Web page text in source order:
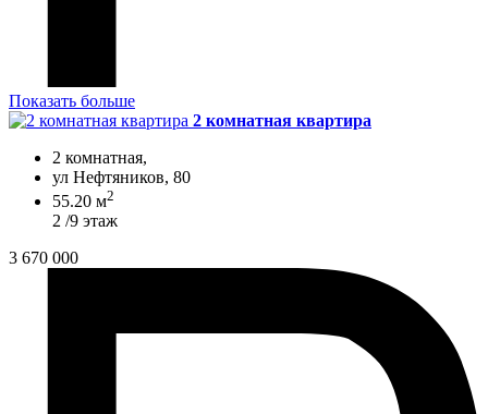
Показать больше
2 комнатная квартира
2 комнатная,
ул Нефтяников, 80
55.20 м2
2 /9 этаж
3 670 000